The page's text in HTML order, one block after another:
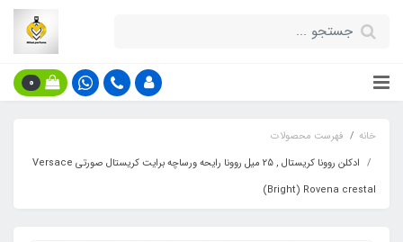
0
خانه
فهرست محصولات
ادکلن روونا کریستال , 25 میل روونا رایحه ورساچه برایت کریستال صورتی Versace
Bright) Rovena crestal)